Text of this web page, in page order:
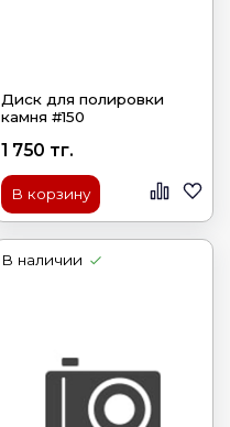
Диск для полировки
камня #150
1 750 тг.
В корзину
В наличии